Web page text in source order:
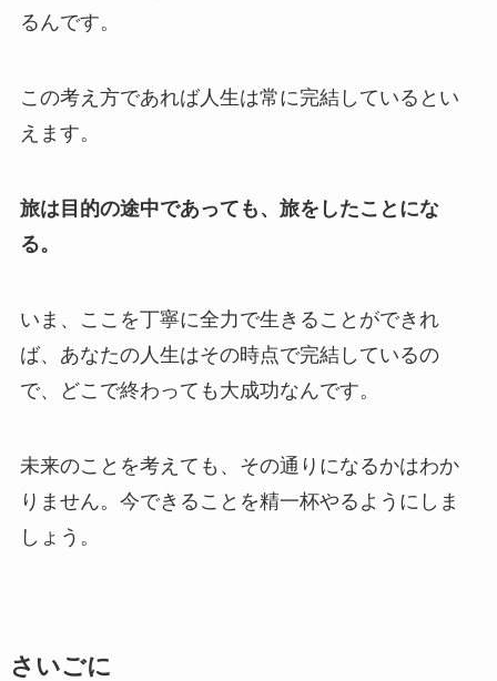
るんです。
この考え方であれば人生は常に完結しているとい
えます。
旅は目的の途中であっても、旅をしたことにな
る。
いま、ここを丁寧に全力で生きることができれ
ば、あなたの人生はその時点で完結しているの
で、どこで終わっても大成功なんです。
未来のことを考えても、その通りになるかはわか
りません。今できることを精一杯やるようにしま
しょう。
さいごに